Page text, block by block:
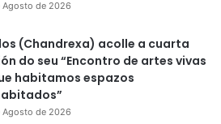
Agosto de 2026
(Chandrexa) acolle a cuarta
do seu “Encontro de artes vivas
habitamos espazos
Agosto de 2026